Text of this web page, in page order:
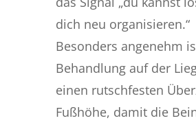
dich neu organisieren.“
Besonders angenehm
Behandlung auf der
einen rutschfesten
Fußhöhe, damit die